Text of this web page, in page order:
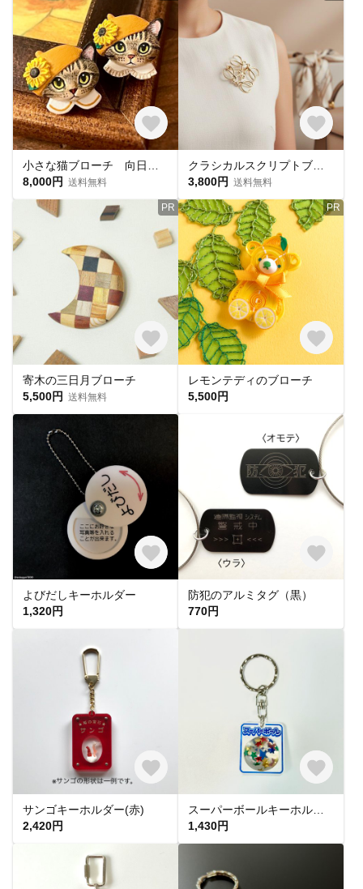
8,000円 送料無料
3,800円 送料無料
PR
寄木の三日月ブローチ
5,500円 送料無料
PR
レモンテディのブローチ
5,500円
よびだしキーホルダー
1,320円
防犯のアルミタグ（黒）
770円
サンゴキーホルダー(赤)
2,420円
1,430円